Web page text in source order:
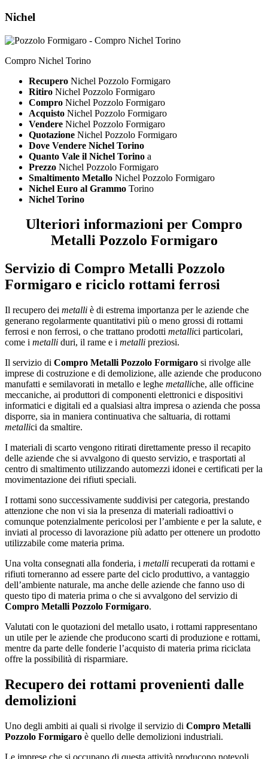
Nichel
Compro Nichel Torino
Recupero Nichel Pozzolo Formigaro
Ritiro Nichel Pozzolo Formigaro
Compro Nichel Pozzolo Formigaro
Acquisto Nichel Pozzolo Formigaro
Vendere Nichel Pozzolo Formigaro
Quotazione Nichel Pozzolo Formigaro
Dove Vendere Nichel Torino
Quanto Vale il Nichel Torino a
Prezzo Nichel Pozzolo Formigaro
Smaltimento Metallo Nichel Pozzolo Formigaro
Nichel Euro al Grammo Torino
Nichel Torino
Ulteriori informazioni per Compro
Metalli Pozzolo Formigaro
Servizio di Compro Metalli Pozzolo
Formigaro e riciclo rottami ferrosi
Il recupero dei metalli è di estrema importanza per le aziende che
generano regolarmente quantitativi più o meno grossi di rottami
ferrosi e non ferrosi, o che trattano prodotti metallici particolari,
come i metalli duri, il rame e i metalli preziosi.
Il servizio di Compro Metalli Pozzolo Formigaro si rivolge alle
imprese di costruzione e di demolizione, alle aziende che producono
manufatti e semilavorati in metallo e leghe metalliche, alle officine
meccaniche, ai produttori di componenti elettronici e dispositivi
informatici e digitali ed a qualsiasi altra impresa o azienda che possa
disporre, sia in maniera continuativa che saltuaria, di rottami
metallici da smaltire.
I materiali di scarto vengono ritirati direttamente presso il recapito
delle aziende che si avvalgono di questo servizio, e trasportati al
centro di smaltimento utilizzando automezzi idonei e certificati per la
movimentazione dei rifiuti speciali.
I rottami sono successivamente suddivisi per categoria, prestando
attenzione che non vi sia la presenza di materiali radioattivi o
comunque potenzialmente pericolosi per l’ambiente e per la salute, e
inviati al processo di lavorazione più adatto per ottenere un prodotto
utilizzabile come materia prima.
Una volta consegnati alla fonderia, i metalli recuperati da rottami e
rifiuti torneranno ad essere parte del ciclo produttivo, a vantaggio
dell’ambiente naturale, ma anche delle aziende che fanno uso di
questo tipo di materia prima o che si avvalgono del servizio di
Compro Metalli Pozzolo Formigaro.
Valutati con le quotazioni del metallo usato, i rottami rappresentano
un utile per le aziende che producono scarti di produzione e rottami,
mentre da parte delle fonderie l’acquisto di materia prima riciclata
offre la possibilità di risparmiare.
Recupero dei rottami provenienti dalle
demolizioni
Uno degli ambiti ai quali si rivolge il servizio di Compro Metalli
Pozzolo Formigaro è quello delle demolizioni industriali.
Le imprese che si occupano di questa attività producono notevoli